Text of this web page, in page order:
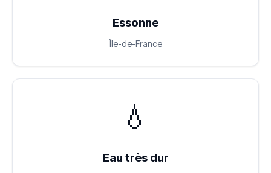
Essonne
Île-de-France
💧
Eau très dur